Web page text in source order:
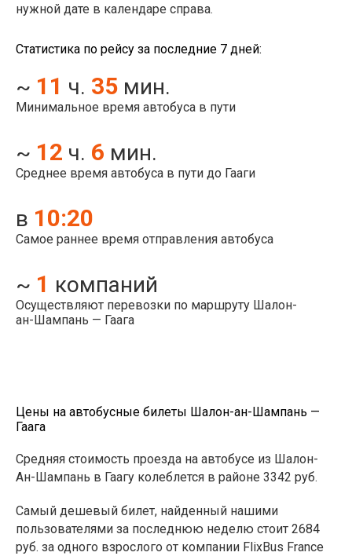
нужной дате в календаре справа.
Статистика по рейсу за последние 7 дней:
~ 11 ч. 35 мин.
Минимальное время автобуса в пути
~ 12 ч. 6 мин.
Среднее время автобуса в пути до Гааги
в 10:20
Самое раннее время отправления автобуса
~ 1 компаний
Осуществляют перевозки по маршруту Шалон-
ан-Шампань — Гаага
Цены на автобусные билеты Шалон-ан-Шампань —
Гаага
Средняя стоимость проезда на автобусе из Шалон-
Ан-Шампань в Гаагу колеблется в районе 3342 руб.
Самый дешевый билет, найденный нашими
пользователями за последнюю неделю стоит 2684
руб. за одного взрослого от компании FlixBus France